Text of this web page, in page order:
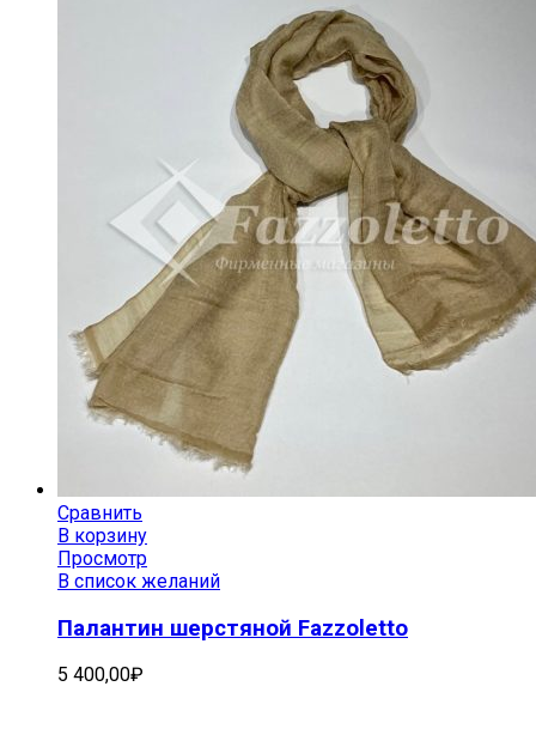
Сравнить
В корзину
Просмотр
В список желаний
Палантин шерстяной Fazzoletto
5 400,00₽